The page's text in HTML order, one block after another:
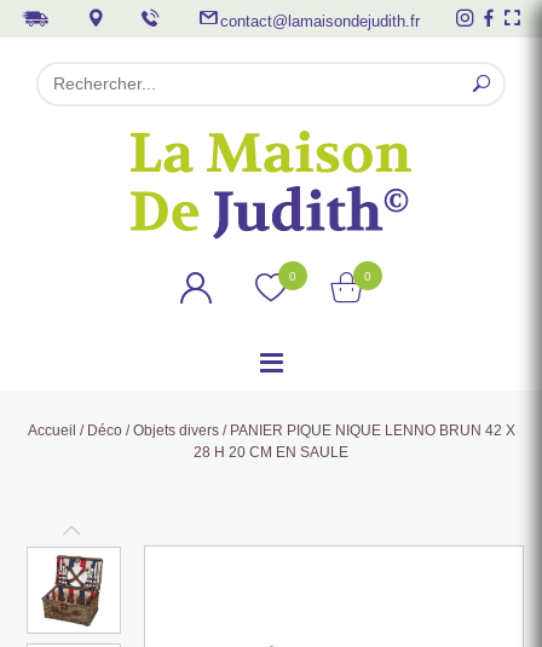
contact@lamaisondejudith.fr
0 0
Accueil / Déco/Objets divers/ PANIER PIQUE NIQUE LENNO BRUN 42 X
28 H 20 CM EN SAULE